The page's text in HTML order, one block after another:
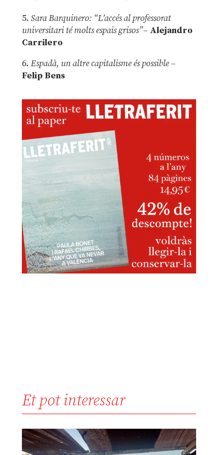
5. Sara Barquinero: “L’accés al professorat
universitari té molts espais grisos”– Alejandro
Carrilero
6. Espadà, un altre capitalisme és possible –
Felip Bens
Et pot interessar